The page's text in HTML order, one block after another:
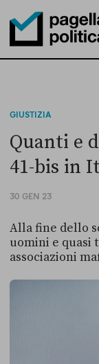
Pagella Politica
GIUSTIZIA
Quanti e
41-bis in
30 GEN 23
Alla fine dello
uomini e quasi
associazioni